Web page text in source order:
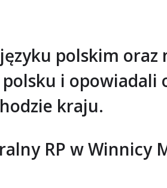
polskim oraz
i opowiadali
kraju.
RP w Winnicy